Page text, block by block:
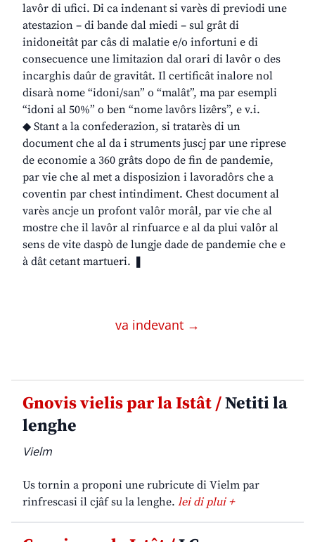
lavôr di ufici. Di ca indenant si varès di previodi une
atestazion – di bande dal miedi – sul grât di
inidoneitât par câs di malatie e/o infortuni e di
consecuence une limitazion dal orari di lavôr o des
incarghis daûr de gravitât. Il certificât inalore nol
disarà nome “idoni/san” o “malât”, ma par esempli
“idoni al 50%” o ben “nome lavôrs lizêrs”, e v.i.
◆ Stant a la confederazion, si tratarès di un
document che al da i struments juscj par une riprese
de economie a 360 grâts dopo de fin de pandemie,
par vie che al met a disposizion i lavoradôrs che a
coventin par chest intindiment. Chest document al
varès ancje un profont valôr morâl, par vie che al
mostre che il lavôr al rinfuarce e al da plui valôr al
sens de vite daspò de lungje dade de pandemie che e
à dât cetant martueri. ❚
va indevant →
Gnovis vielis par la Istât /Netiti la
lenghe
Vielm
Us tornin a proponi une rubricute di Vielm par
rinfrescasi il cjâf su la lenghe. lei di plui +